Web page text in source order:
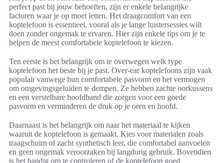
perfect past bij jouw behoeften, zijn er enkele belangrijke
factoren waar je op moet letten. Het draagcomfort van een
koptelefoon is essentieel, vooral als je lange luistersessies wilt
doen zonder ongemak te ervaren. Hier zijn enkele tips om je te
helpen de meest comfortabele koptelefoon te kiezen.
Ten eerste is het belangrijk om te overwegen welk type
koptelefoon het beste bij je past. Over-ear koptelefoons zijn vaak
populair vanwege hun comfortabele pasvorm en het vermogen
om omgevingsgeluiden te dempen. Ze hebben zachte oorkussens
en een verstelbare hoofdband die zorgen voor een goede
pasvorm en verminderen de druk op je oren en hoofd.
Daarnaast is het belangrijk om naar het materiaal te kijken
waaruit de koptelefoon is gemaakt. Kies voor materialen zoals
traagschuim of zacht synthetisch leer, die comfortabel aanvoelen
en geen ongemak veroorzaken bij langdurig gebruik. Bovendien
is het handig om te controleren of de koptelefoon goed